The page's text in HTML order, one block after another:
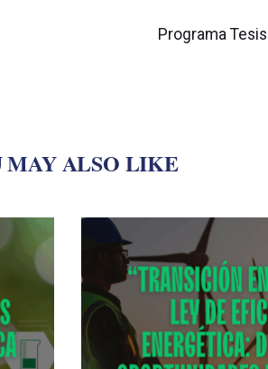
siguiente
Programa
MAY ALSO LIKE